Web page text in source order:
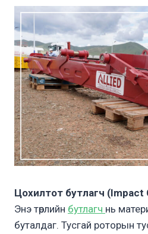
Цохилтот бутлагч (Impact
Энэ төрлийн бутлагч нь
буталдаг. Тусгай роторын